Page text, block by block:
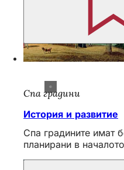
Спа градини
История и развитие
Спа градините имат
планирани в